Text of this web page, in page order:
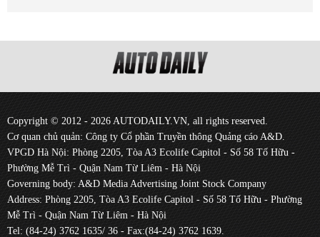
Copyright © 2012 - 2026 AUTODAILY.VN, all rights reserved.
Cơ quan chủ quản: Công ty Cổ phần Truyền thông Quảng cáo A&D.
VPGD Hà Nội: Phòng 2205, Tòa A3 Ecolife Capitol - Số 58 Tố Hữu -
Phường Mễ Trì - Quận Nam Từ Liêm - Hà Nội
Governing body: A&D Media Advertising Joint Stock Company
Address: Phòng 2205, Tòa A3 Ecolife Capitol - Số 58 Tố Hữu - Phường
Mễ Trì - Quận Nam Từ Liêm - Hà Nội
Tel: (84-24) 3762 1635/ 36 - Fax:(84-24) 3762 1639.